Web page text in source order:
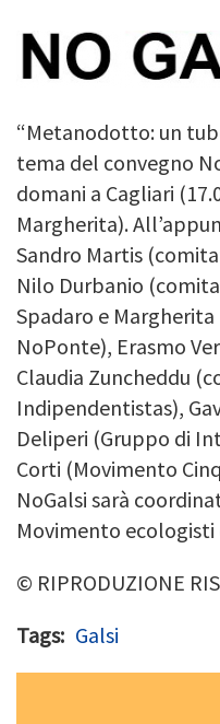
Image
“Metanodotto: un
tema del convegno
domani a Cagliari
Margherita).
Sandro Martis
Nilo Durbanio
Spadaro e
NoPonte), Erasmo
Claudia Zuncheddu
Indipendentistas),
Deliperi (Gruppo di
Corti (Movimento
NoGalsi sarà
Movimento ecologisti
© RIPRODUZIONE
Tags Galsi